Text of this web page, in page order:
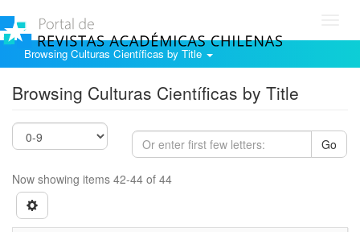
Browsing Culturas Científicas by Title
Browsing Culturas Científicas by Title
Go
Now showing items 42-44 of 44